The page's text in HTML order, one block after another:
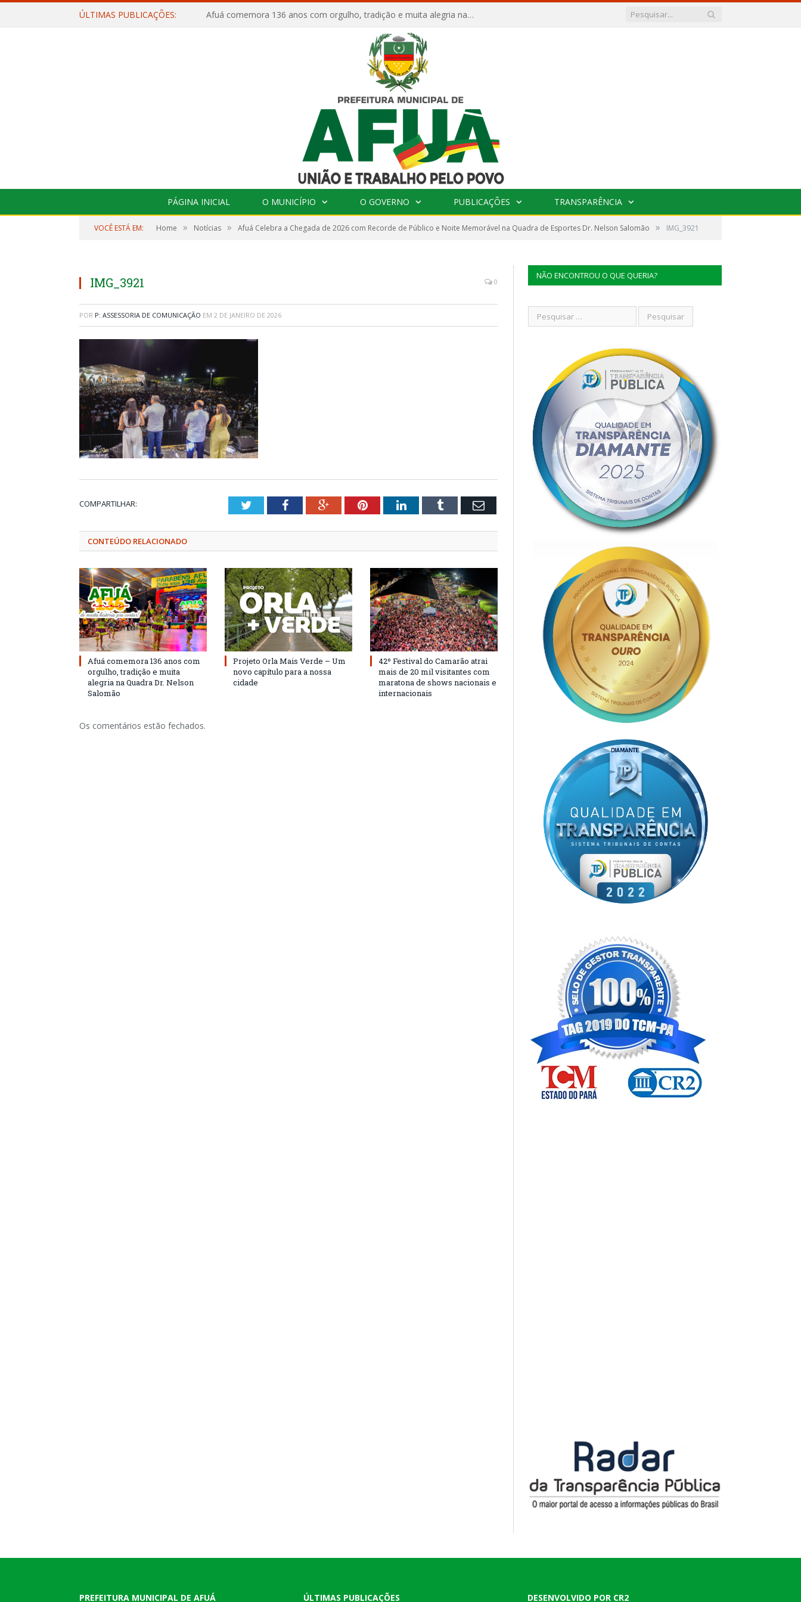
ÚLTIMAS PUBLICAÇÕES: Afuá comemora 136 anos com orgulho, tradição e muita alegria na Quadra Dr. Nelson Salomão
PÁGINA INICIAL O MUNICÍPIO O GOVERNO PUBLICAÇÕES TRANSPARÊNCIA
VOCÊ ESTÁ EM: Home » Notícias » Afuá Celebra a Chegada de 2026 com Recorde de Público e Noite Memorável na Quadra de Esportes Dr. Nelson Salomão » IMG_3921
IMG_3921 0
POR P: ASSESSORIA DE COMUNICAÇÃO EM 2 DE JANEIRO DE 2026
COMPARTILHAR: TwitterFacebookGoogle+PinterestLinkedInTumblr Email
CONTEÚDO RELACIONADO
Afuá comemora 136 anos com
orgulho, tradição e muita
alegria na Quadra Dr. Nelson
Salomão
Projeto Orla Mais Verde – Um
novo capítulo para a nossa
cidade
42º Festival do Camarão atrai
mais de 20 mil visitantes com
maratona de shows nacionais e
internacionais
Os comentários estão fechados.
NÃO ENCONTROU O QUE QUERIA?
PREFEITURA MUNICIPAL DE AFUÁ ÚLTIMAS PUBLICAÇÕES DESENVOLVIDO POR CR2